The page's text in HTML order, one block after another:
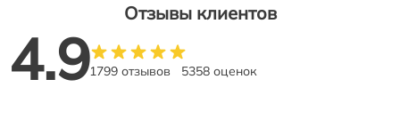
Отзывы клиентов
4.91799 отзывов 5358 оценок